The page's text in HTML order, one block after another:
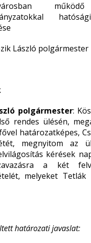
működő
László polgármester
polgármester:
rendes ülésén,
határozatképes,
megnyitom az
kérések
a két
melyeket
határozati javaslat: